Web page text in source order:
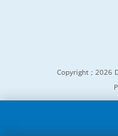
Copyright ; 2026